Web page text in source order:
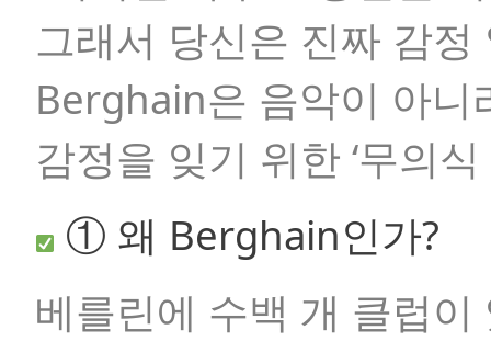
그래서 당신은 진짜 감
Berghain은 음악이 아니
감정을 잊기 위한 ‘무의식
① 왜 Berghain인가?
베를린에 수백 개 클럽이